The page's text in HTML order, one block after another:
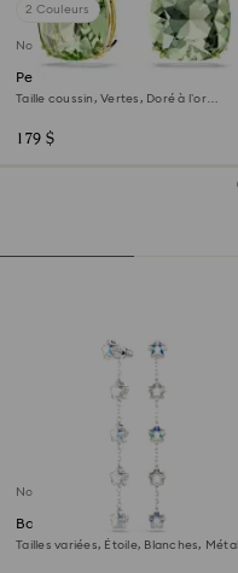
2 Couleurs
Nouveau
Pendants d'oreilles Millenia
Taille coussin, Vertes, Doré à l’or
179 $
Nouveau
Boucles d'oreilles Chroma
Tailles variées, Étoile, Blanches, Métal